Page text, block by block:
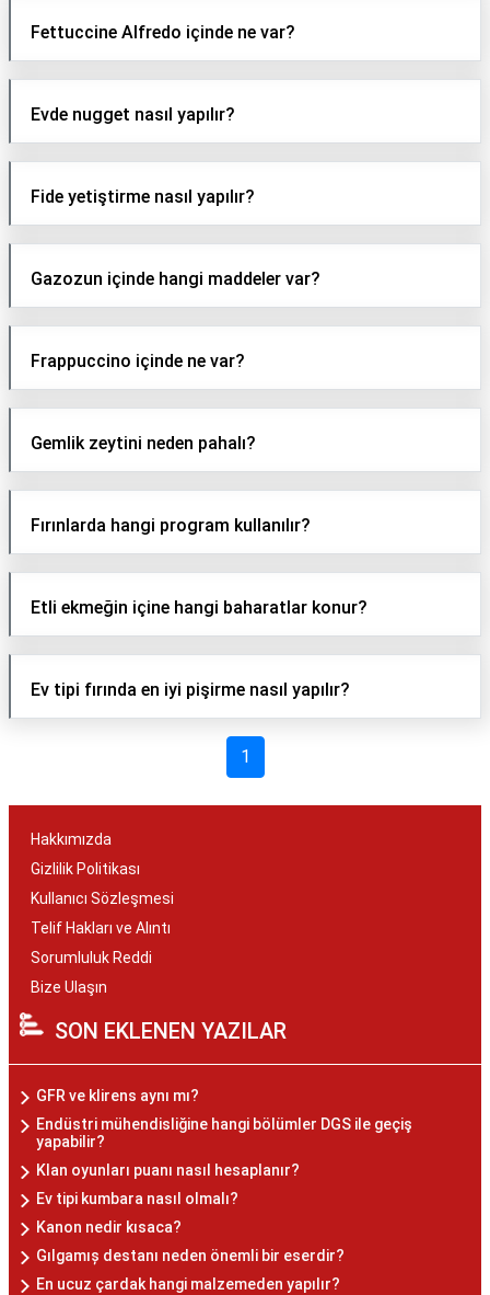
Fettuccine Alfredo içinde ne var?
Evde nugget nasıl yapılır?
Fide yetiştirme nasıl yapılır?
Gazozun içinde hangi maddeler var?
Frappuccino içinde ne var?
Gemlik zeytini neden pahalı?
Fırınlarda hangi program kullanılır?
Etli ekmeğin içine hangi baharatlar konur?
Ev tipi fırında en iyi pişirme nasıl yapılır?
1
Hakkımızda
Gizlilik Politikası
Kullanıcı Sözleşmesi
Telif Hakları ve Alıntı
Sorumluluk Reddi
Bize Ulaşın
SON EKLENEN YAZILAR
GFR ve klirens aynı mı?
Endüstri mühendisliğine hangi bölümler DGS ile geçiş
yapabilir?
Klan oyunları puanı nasıl hesaplanır?
Ev tipi kumbara nasıl olmalı?
Kanon nedir kısaca?
Gılgamıș destanı neden önemli bir eserdir?
En ucuz çardak hangi malzemeden yapılır?